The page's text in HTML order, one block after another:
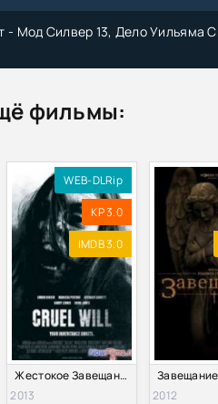
- Мод Силвер 13, Дело Уильяма
(1983) BDRip 720p | P, L1
волка (2023) МР3
- Завещание мистера Мизона
волхва (2023) FB2
03] (2009-2013) WEB-
03] (2009-2013) WEB-DL
[01-04 из 04] (2011) DVDRip
фильмы:
WEB-DLRip
KP 3.0
IMDB 3.0
Жестокое Завещание (2013)
2013
2012